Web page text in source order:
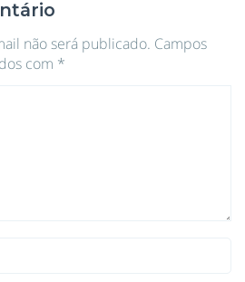
não será publicado. Campos
com *